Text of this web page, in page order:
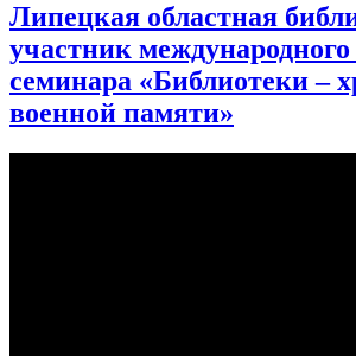
Липецкая областная
участник
семинара «Библиотеки –
военной памяти»